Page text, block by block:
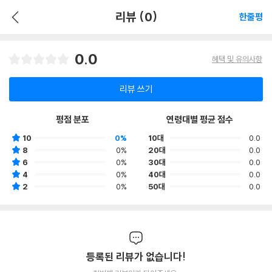
리뷰 (0) 한줄평
0.0 혜택 및 유의사항
리뷰 쓰기
평점 분포
10
0%
8
0%
6
0%
4
0%
2
0%
연령대별 평균 점수
10대
0.0
20대
0.0
30대
0.0
40대
0.0
50대
0.0
등록된 리뷰가 없습니다!